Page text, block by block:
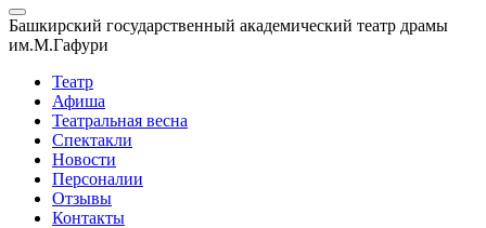
Башкирский государственный академический театр драмы
им.М.Гафури
Театр
Афиша
Театральная весна
Спектакли
Новости
Персоналии
Отзывы
Контакты